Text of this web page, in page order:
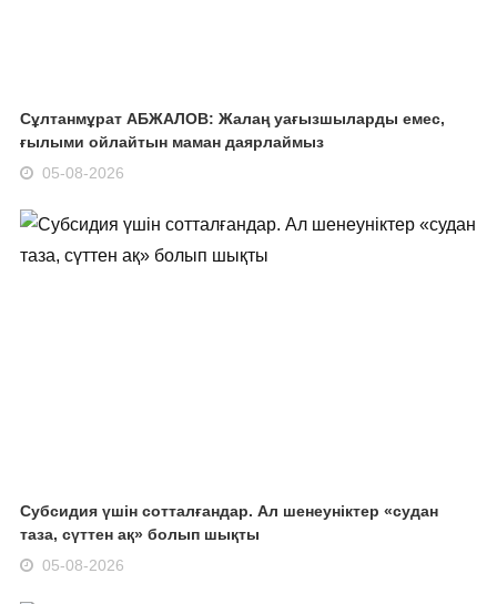
Сұлтанмұрат АБЖАЛОВ: Жалаң уағызшыларды емес,
ғылыми ойлайтын маман даярлаймыз
05-08-2026
Субсидия үшін сотталғандар. Ал шенеуніктер «судан
таза, сүттен ақ» болып шықты
05-08-2026